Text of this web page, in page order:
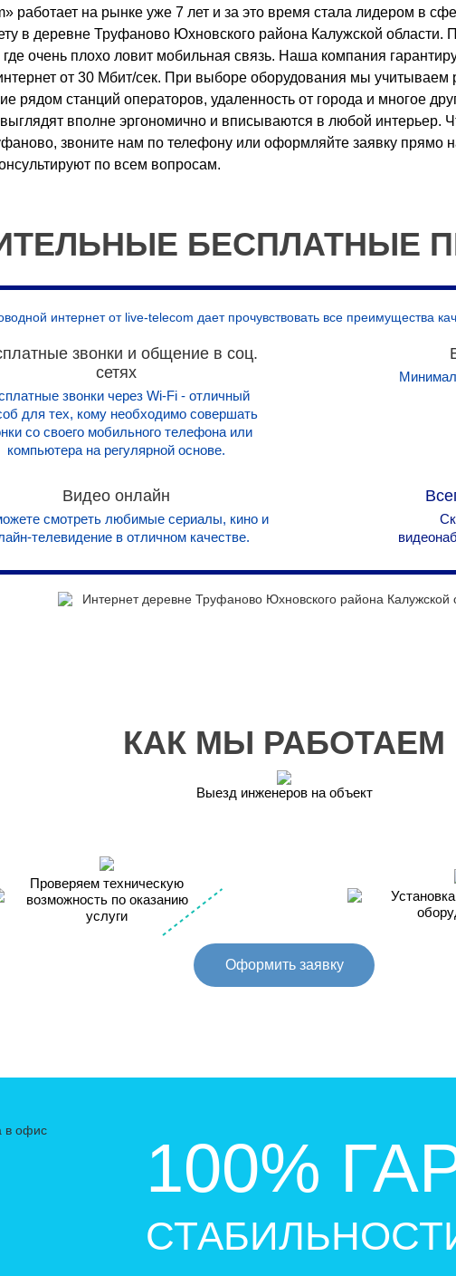
работает на рынке уже 7 лет и за это время стала лидером в
в деревне Труфаново Юхновского района Калужской области.
где очень плохо ловит мобильная связь. Наша компания
от 30 Мбит/сек. При выборе оборудования мы
рядом станций операторов, удаленность от города и многое
вполне эргономично и вписываются в любой интерьер.
звоните нам по телефону или оформляйте заявку прямо
по всем вопросам.
БЕСПЛАТНЫЕ
интернет от live-telecom дает прочувствовать все преимущества
звонки и общение в соц.
сетях
звонки через Wi-Fi - отличный
для тех, кому необходимо совершать
со своего мобильного телефона или
компьютера на регулярной основе.
Видео онлайн
смотреть любимые сериалы, кино и
телевидение в отличном качестве.
КАК МЫ РАБОТАЕМ
Проверяем техническую
возможность по оказанию
услуги
Выезд инженеров на объект
Оформить заявку
100%